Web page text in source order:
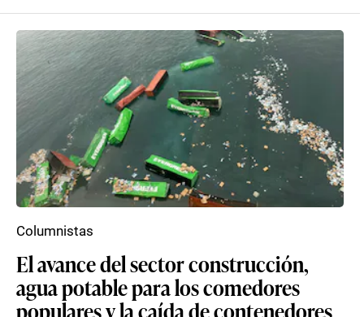
El avance del sector construcción,
agua potable para los comedores
populares y la caída de contenedores
Columnistas